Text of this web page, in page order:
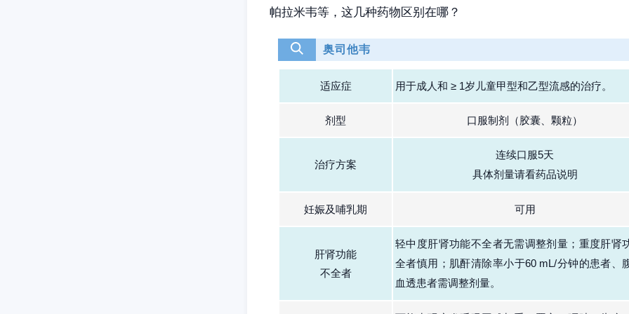
帕拉米韦等，这几种药物区别在哪？
奥司他韦
适应症 用于成人和 ≥ 1岁儿童甲型和乙型流感的治疗。
剂型 口服制剂（胶囊、颗粒）
治疗方案
连续口服5天
具体剂量请看药品说明
妊娠及哺乳期 可用
肝肾功能
不全者
轻中度肝肾功能不全者无需调整剂量；重度肝肾
全者慎用； 肌酐清除率小于60 mL/分钟的患者、
血透患者需调整剂量。